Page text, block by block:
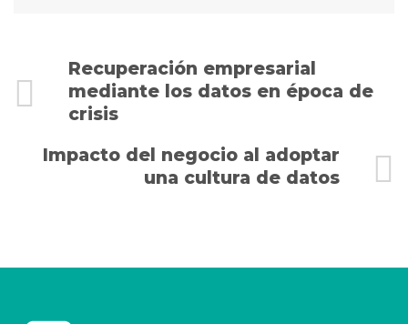
Evento
Navigation
Recuperación empresarial
mediante los datos en época de
crisis
Impacto del negocio al adoptar
una cultura de datos